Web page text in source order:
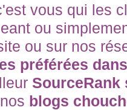
vous qui les
ou
ou sur nos
préférées
SourceRank
blogs